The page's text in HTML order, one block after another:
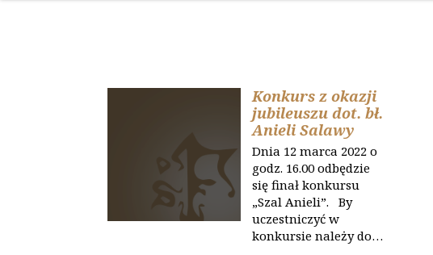
Konkurs z okazji
jubileuszu dot. bł.
Anieli Salawy
Dnia 12 marca 2022 o
godz. 16.00 odbędzie
się finał konkursu
„Szal Anieli”. By
uczestniczyć w
konkursie należy do…